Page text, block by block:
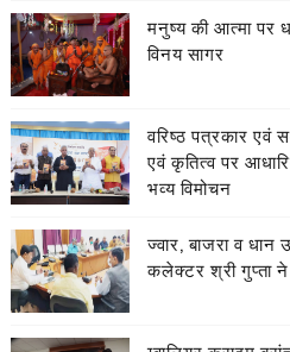
मनुष्य की आत्मा पर
विनय सागर
वरिष्ठ पत्रकार एवं
एवं कृतित्व पर
भव्य विमोचन
ज्वार, बाजरा व धान
कलेक्टर श्री गुप्ता ने